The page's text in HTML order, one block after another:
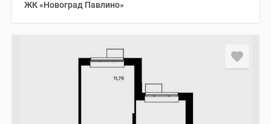
ЖК «Новоград Павлино»